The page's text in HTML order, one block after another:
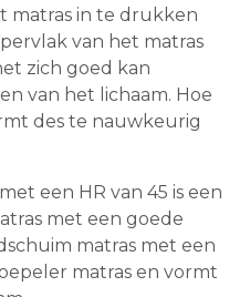
matras in te drukken
van het matras
zich goed kan
van het lichaam. Hoe
des te nauwkeurig
een HR van 45 is een
met een goede
matras met een
matras en vormt